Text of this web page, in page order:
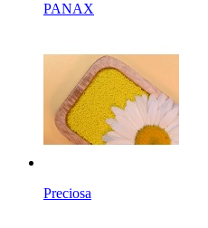
PANAX
Preciosa